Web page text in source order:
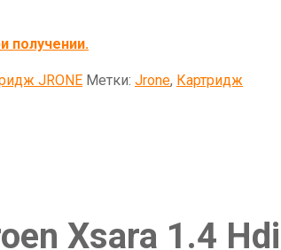
получении.
JRONE Метки: Jrone, Картридж
Xsara 1.4 Hdi